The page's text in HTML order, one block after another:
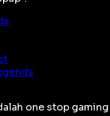
one stop